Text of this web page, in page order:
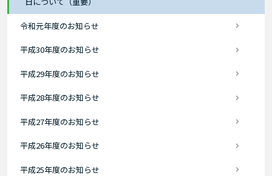
令和元年度のお知らせ
平成30年度のお知らせ
平成29年度のお知らせ
平成28年度のお知らせ
平成27年度のお知らせ
平成26年度のお知らせ
平成25年度のお知らせ